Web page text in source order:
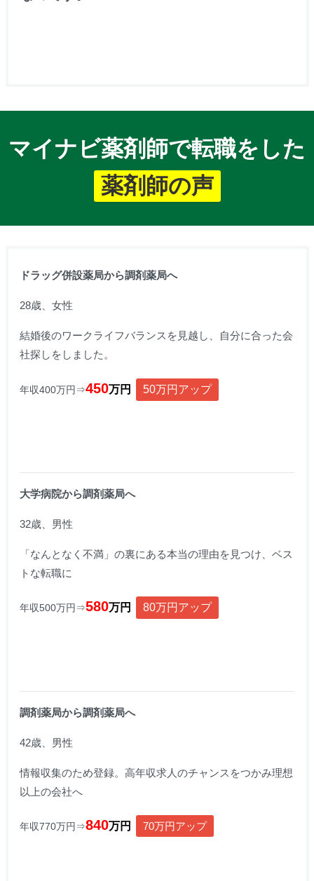
マイナビ薬剤師で転職をした
薬剤師の声
ドラッグ併設薬局から調剤薬局へ
28歳、女性
結婚後のワークライフバランスを見越し、自分に合った会
社探しをしました。
年収400万円⇒450万円 50万円アップ
大学病院から調剤薬局へ
32歳、男性
「なんとなく不満」の裏にある本当の理由を見つけ、 ベス
トな転職に
年収500万円⇒580万円 80万円アップ
調剤薬局から調剤薬局へ
42歳、男性
情報収集のため登録。高年収求人のチャンスをつかみ理想
以上の会社へ
年収770万円⇒840万円 70万円アップ